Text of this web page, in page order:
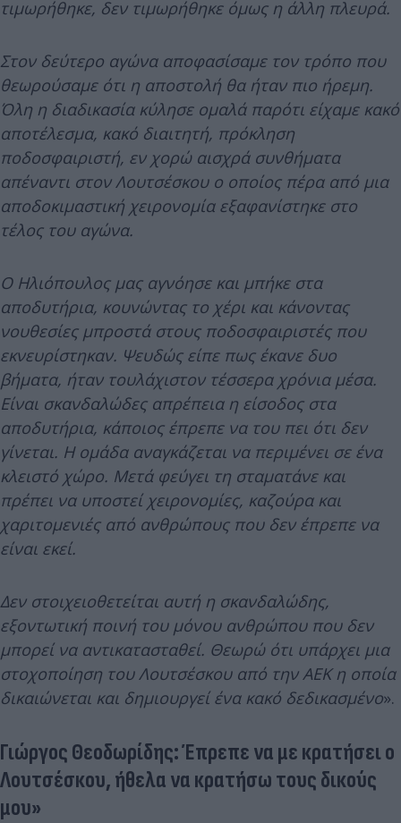
τιμωρήθηκε, δεν τιμωρήθηκε όμως η άλλη πλευρά.
Στον δεύτερο αγώνα αποφασίσαμε τον τρόπο που
θεωρούσαμε ότι η αποστολή θα ήταν πιο ήρεμη.
Όλη η διαδικασία κύλησε ομαλά παρότι είχαμε κακό
αποτέλεσμα, κακό διαιτητή, πρόκληση
ποδοσφαιριστή, εν χορώ αισχρά συνθήματα
απέναντι στον Λουτσέσκου ο οποίος πέρα από μια
αποδοκιμαστική χειρονομία εξαφανίστηκε στο
τέλος του αγώνα.
Ο Ηλιόπουλος μας αγνόησε και μπήκε στα
αποδυτήρια, κουνώντας το χέρι και κάνοντας
νουθεσίες μπροστά στους ποδοσφαιριστές που
εκνευρίστηκαν. Ψευδώς είπε πως έκανε δυο
βήματα, ήταν τουλάχιστον τέσσερα χρόνια μέσα.
Είναι σκανδαλώδες απρέπεια η είσοδος στα
αποδυτήρια, κάποιος έπρεπε να του πει ότι δεν
γίνεται. Η ομάδα αναγκάζεται να περιμένει σε ένα
κλειστό χώρο. Μετά φεύγει τη σταματάνε και
πρέπει να υποστεί χειρονομίες, καζούρα και
χαριτομενιές από ανθρώπους που δεν έπρεπε να
είναι εκεί.
Δεν στοιχειοθετείται αυτή η σκανδαλώδης,
εξοντωτική ποινή του μόνου ανθρώπου που δεν
μπορεί να αντικατασταθεί. Θεωρώ ότι υπάρχει μια
στοχοποίηση του Λουτσέσκου από την ΑΕΚ η οποία
δικαιώνεται και δημιουργεί ένα κακό δεδικασμένο».
Γιώργος Θεοδωρίδης: Έπρεπε να με κρατήσει ο
Λουτσέσκου, ήθελα να κρατήσω τους δικούς
μου»